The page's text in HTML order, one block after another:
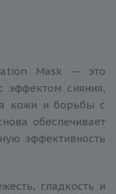
Mask — это
эффектом сияния,
кожи и борьбы с
обеспечивает
эффективность
гладкость и